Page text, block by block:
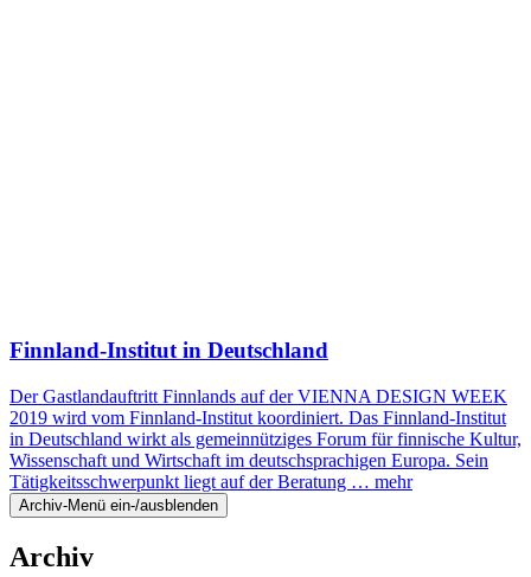
Finnland-Institut in Deutschland
Der Gastlandauftritt Finnlands auf der VIENNA DESIGN WEEK
2019 wird vom Finnland-Institut koordiniert. Das Finnland-Institut
in Deutschland wirkt als gemeinnütziges Forum für finnische Kultur,
Wissenschaft und Wirtschaft im deutschsprachigen Europa. Sein
Tätigkeitsschwerpunkt liegt auf der Beratung … mehr
Archiv-Menü ein-/ausblenden
Archiv